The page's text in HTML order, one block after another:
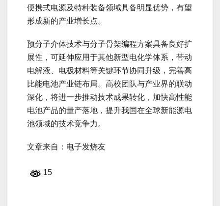
便携式电源及特种装备领域具备明显优势，有望
形成新的产业增长点。
预分子介体技术与分子骨架编程方案具备良好扩
展性，可延伸应用于其他新型电化学体系，带动
电解液、电极材料等关键环节协同升级，完善高
比能电池产业链布局。高校团队与产业界的联动
深化，将进一步推动技术成果转化，加快高性能
电池产品的量产落地，提升我国在全球新能源电
池领域的技术竞争力。
文章来自：电子发烧友
15